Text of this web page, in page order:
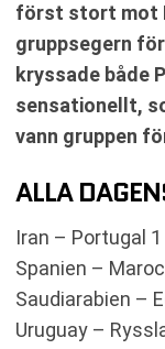
först stort mot
gruppsegern
kryssade både
sensationellt,
vann gruppen
ALLA
Iran – Portugal 1
Spanien –
Saudiarabien –
Uruguay –